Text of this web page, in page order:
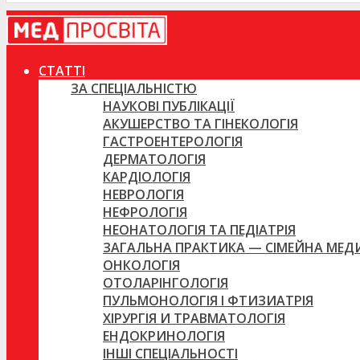
СТАТТІ
ЗА СПЕЦІАЛЬНІСТЮ
НАУКОВІ ПУБЛІКАЦІЇ
АКУШЕРСТВО ТА ГІНЕКОЛОГІЯ
ГАСТРОЕНТЕРОЛОГІЯ
ДЕРМАТОЛОГІЯ
КАРДІОЛОГІЯ
НЕВРОЛОГІЯ
НЕФРОЛОГІЯ
НЕОНАТОЛОГІЯ ТА ПЕДІАТРІЯ
ЗАГАЛЬНА ПРАКТИКА — СІМЕЙНА
ОНКОЛОГІЯ
ОТОЛАРІНГОЛОГІЯ
ПУЛЬМОНОЛОГІЯ І ФТИЗИАТРІЯ
ХІРУРГІЯ И ТРАВМАТОЛОГІЯ
ЕНДОКРИНОЛОГІЯ
ІНШІ СПЕЦІАЛЬНОСТІ